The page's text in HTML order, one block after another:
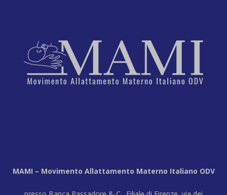
MAMI – Movimento Allattamento Materno Italiano ODV